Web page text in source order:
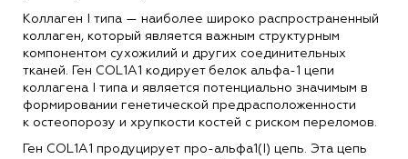
Коллаген I типа — наиболее широко распространенный
коллаген, который является важным структурным
компонентом сухожилий и других соединительных
тканей. Ген COL1А1 кодирует белок альфа-1 цепи
коллагена I типа и является потенциально значимым в
формировании генетической предрасположенности
к остеопорозу и хрупкости костей с риском переломов.
Ген COL1A1 продуцирует про-альфа1(I) цепь. Эта цепь